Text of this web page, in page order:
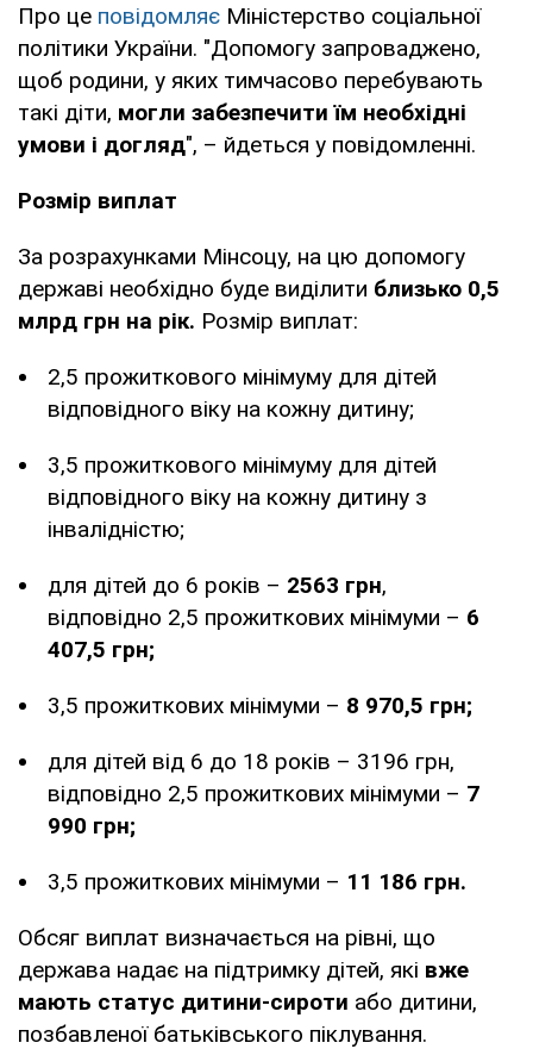
Про це повідомляє Міністерство соціальної
політики України. "Допомогу запроваджено,
щоб родини, у яких тимчасово перебувають
такі діти, могли забезпечити їм необхідні
умови і догляд", – йдеться у повідомленні.
Розмір виплат
За розрахунками Мінсоцу, на цю допомогу
державі необхідно буде виділити близько 0,5
млрд грн на рік. Розмір виплат:
2,5 прожиткового мінімуму для дітей
відповідного віку на кожну дитину;
3,5 прожиткового мінімуму для дітей
відповідного віку на кожну дитину з
інвалідністю;
для дітей до 6 років – 2563 грн,
відповідно 2,5 прожиткових мінімуми – 6
407,5 грн;
3,5 прожиткових мінімуми – 8 970,5 грн;
для дітей від 6 до 18 років – 3196 грн,
відповідно 2,5 прожиткових мінімуми – 7
990 грн;
3,5 прожиткових мінімуми – 11 186 грн.
Обсяг виплат визначається на рівні, що
держава надає на підтримку дітей, які вже
мають статус дитини-сироти або дитини,
позбавленої батьківського піклування.